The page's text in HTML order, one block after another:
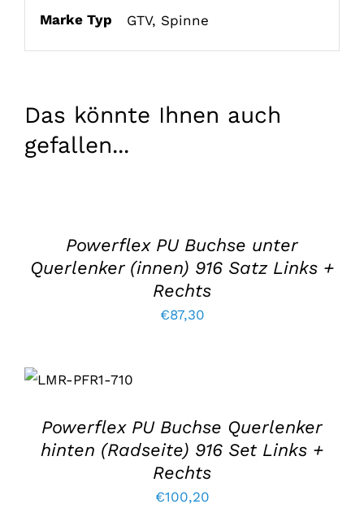
Marke Typ GTV, Spinne
Das könnte Ihnen auch
gefallen...
IN
EINZELHEITENPowerflex PU Buchse unter
Querlenker (innen) 916 Satz Links +
Rechts
€87,30
WARENKORB
Powerflex PU Buchse Querlenker
hinten (Radseite) 916 Set Links +
Rechts
€100,20